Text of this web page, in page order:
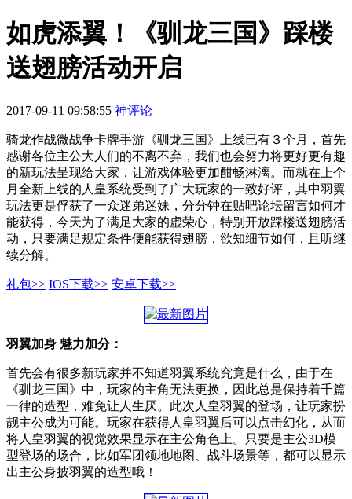
如虎添翼！《驯龙三国》踩楼
送翅膀活动开启
2017-09-11 09:58:55 神评论
骑龙作战微战争卡牌手游《驯龙三国》上线已有３个月，首先
感谢各位主公大人们的不离不弃，我们也会努力将更好更有趣
的新玩法呈现给大家，让游戏体验更加酣畅淋漓。而就在上个
月全新上线的人皇系统受到了广大玩家的一致好评，其中羽翼
玩法更是俘获了一众迷弟迷妹，分分钟在贴吧论坛留言如何才
能获得，今天为了满足大家的虚荣心，特别开放踩楼送翅膀活
动，只要满足规定条件便能获得翅膀，欲知细节如何，且听继
续分解。
礼包>> IOS下载>> 安卓下载>>
羽翼加身 魅力加分：
首先会有很多新玩家并不知道羽翼系统究竟是什么，由于在
《驯龙三国》中，玩家的主角无法更换，因此总是保持着千篇
一律的造型，难免让人生厌。此次人皇羽翼的登场，让玩家扮
靓主公成为可能。玩家在获得人皇羽翼后可以点击幻化，从而
将人皇羽翼的视觉效果显示在主公角色上。只要是主公3D模
型登场的场合，比如军团领地地图、战斗场景等，都可以显示
出主公身披羽翼的造型哦！